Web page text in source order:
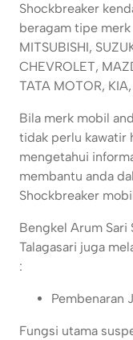
Shockbreaker
beragam tipe
MITSUBISHI,
CHEVROLET,
TATA MOTOR,
Bila merk mobil
tidak perlu kawatir
mengetahui
membantu anda
Shockbreaker
Bengkel Arum Sari
Talagasari juga
:
Pembenaran
Fungsi utama